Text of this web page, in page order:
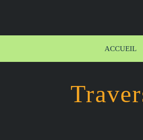
ACCUEIL